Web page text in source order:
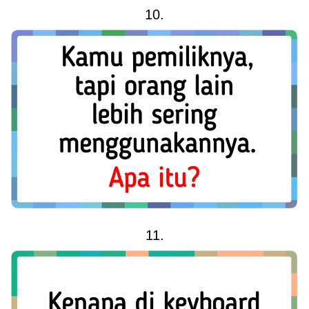
10.
11.